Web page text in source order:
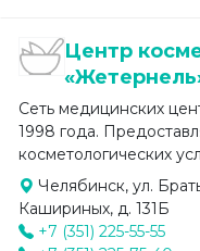
Центр
Сеть медицинских
1998 года.
косметологических
Челябинск, ул.
Кашириных, д. 131Б
+7 (351) 225-55-55